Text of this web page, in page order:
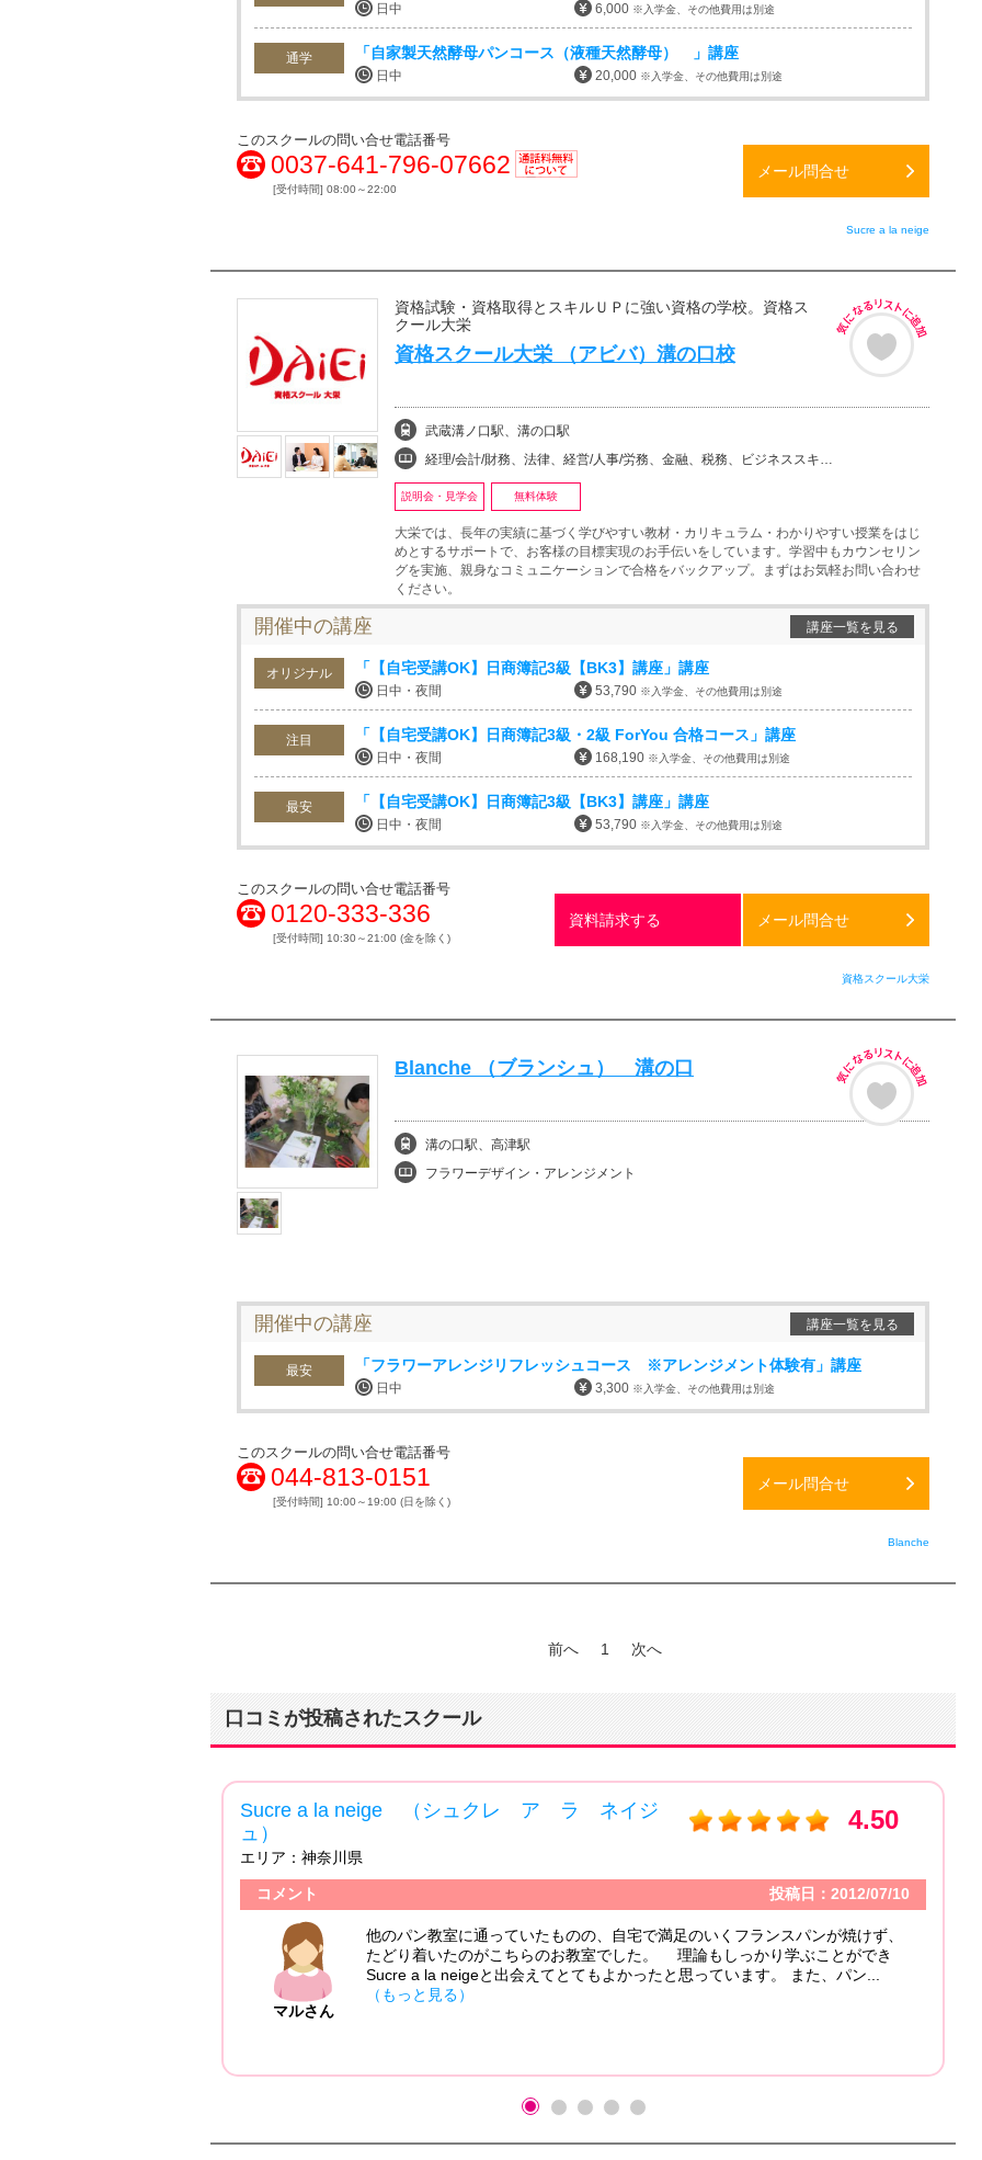
日中 6,000 ※入学金、その他費用は別途
通学 「自家製天然酵母パンコース（液種天然酵母） 」講座
日中 20,000 ※入学金、その他費用は別途
このスクールの問い合せ電話番号
0037-641-796-07662
[受付時間] 08:00～22:00
メール問合せ
Sucre a la neige
資格試験・資格取得とスキルＵＰに強い資格の学校。資格ス
クール大栄
資格スクール大栄 （アビバ）溝の口校
武蔵溝ノ口駅、溝の口駅
経理/会計/財務、法律、経営/人事/労務、金融、税務、ビジネススキルアップ・キャリアアップ、ビジネス・専門スキルその他
説明会・見学会 無料体験
大栄では、長年の実績に基づく学びやすい教材・カリキュラム・わかりやすい授業をはじ
めとするサポートで、お客様の目標実現のお手伝いをしています。学習中もカウンセリン
グを実施、親身なコミュニケーションで合格をバックアップ。まずはお気軽お問い合わせ
ください。
開催中の講座 講座一覧を見る
オリジナル 「【自宅受講OK】日商簿記3級【BK3】講座」講座
日中・夜間 53,790 ※入学金、その他費用は別途
注目 「【自宅受講OK】日商簿記3級・2級 ForYou 合格コース」講座
日中・夜間 168,190 ※入学金、その他費用は別途
最安 「【自宅受講OK】日商簿記3級【BK3】講座」講座
日中・夜間 53,790 ※入学金、その他費用は別途
このスクールの問い合せ電話番号
0120-333-336
[受付時間] 10:30～21:00 (金を除く)
資料請求する メール問合せ
資格スクール大栄
Blanche （ブランシュ） 溝の口
溝の口駅、高津駅
フラワーデザイン・アレンジメント
開催中の講座 講座一覧を見る
最安 「フラワーアレンジリフレッシュコース ※アレンジメント体験有」講座
日中 3,300 ※入学金、その他費用は別途
このスクールの問い合せ電話番号
044-813-0151
[受付時間] 10:00～19:00 (日を除く)
メール問合せ
Blanche
前へ 1 次へ
口コミが投稿されたスクール
4.50
投稿日：2012/07/10
ていたものの、自宅で満足のいくフランスパンが焼けず、
ちらのお教室でした。 理論もしっかり学ぶことができ
会えてとてもよかったと思っています。 また、パン...
Sucre a la neige （シュクレ ア ラ ネイジ
フランスパンのレッスンが出来る教室を探して体験
前習っていた教室の技術はなんだったのか？と思う
技術や知識は書店で売っているレシピ本や他のパン